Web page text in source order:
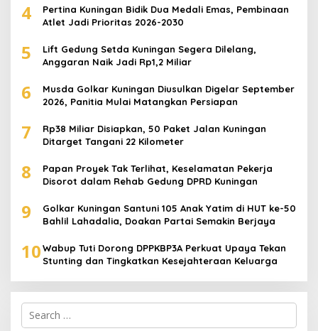
4
Pertina Kuningan Bidik Dua Medali Emas, Pembinaan
Atlet Jadi Prioritas 2026-2030
5
Lift Gedung Setda Kuningan Segera Dilelang,
Anggaran Naik Jadi Rp1,2 Miliar
6
Musda Golkar Kuningan Diusulkan Digelar September
2026, Panitia Mulai Matangkan Persiapan
7
Rp38 Miliar Disiapkan, 50 Paket Jalan Kuningan
Ditarget Tangani 22 Kilometer
8
Papan Proyek Tak Terlihat, Keselamatan Pekerja
Disorot dalam Rehab Gedung DPRD Kuningan
9
Golkar Kuningan Santuni 105 Anak Yatim di HUT ke-50
Bahlil Lahadalia, Doakan Partai Semakin Berjaya
10Wabup Tuti Dorong DPPKBP3A Perkuat Upaya Tekan
Stunting dan Tingkatkan Kesejahteraan Keluarga
Search
for: